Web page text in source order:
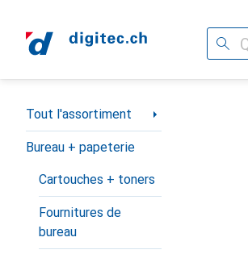
Navigation par catégorie
Tout l'assortiment
Bureau + papeterie
Cartouches + toners
Fournitures de
bureau